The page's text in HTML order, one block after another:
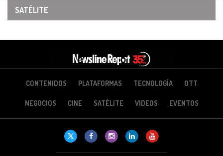
SATÉLITE
CONTENIDOS PLATAFORMAS TECNOLOGÍA OTT
NEGOCIOS CINE SATÉLITE VIDEOS EVENTOS